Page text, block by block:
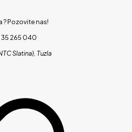
?Pozovite nas!
35 265 040
Slatina), Tuzla